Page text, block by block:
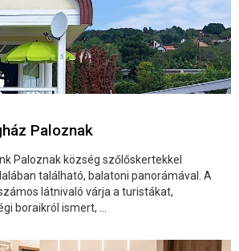
Paloznak
Paloznak község szőlőskertekkel
található, balatoni panorámával. A
látnivaló várja a turistákat,
boraikról ismert, ...